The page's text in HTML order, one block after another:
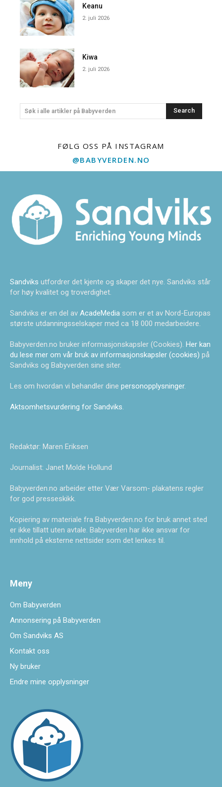
Keanu
2. juli 2026
Kiwa
2. juli 2026
Søk i alle artikler på Babyverden Search
FØLG OSS PÅ INSTAGRAM
@BABYVERDEN.NO
Sandviks utfordrer det kjente og skaper det nye. Sandviks står
for høy kvalitet og troverdighet.
Sandviks er en del av AcadeMedia som er et av Nord-Europas
største utdanningsselskaper med ca 18 000 medarbeidere.
Babyverden.no bruker informasjonskapsler (Cookies). Her kan
du lese mer om vår bruk av informasjonskapsler (cookies) på
Sandviks og Babyverden sine siter.
Les om hvordan vi behandler dine personopplysninger.
Aktsomhetsvurdering for Sandviks.
Redaktør: Maren Eriksen
Journalist: Janet Molde Hollund
Babyverden.no arbeider etter Vær Varsom- plakatens regler
for god presseskikk.
Kopiering av materiale fra Babyverden.no for bruk annet sted
er ikke tillatt uten avtale. Babyverden har ikke ansvar for
innhold på eksterne nettsider som det lenkes til.
Meny
Om Babyverden
Annonsering på Babyverden
Om Sandviks AS
Kontakt oss
Ny bruker
Endre mine opplysninger